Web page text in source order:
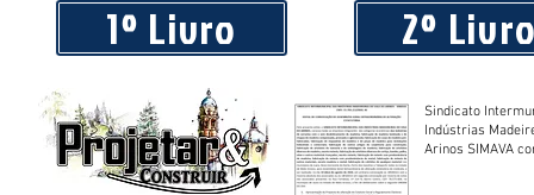
1º Livro 2º
Sindicato
Indústrias
Arinos SIMAVA convoca à